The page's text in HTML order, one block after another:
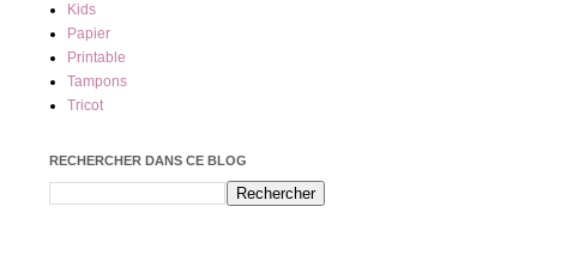
Kids
Papier
Printable
Tampons
Tricot
RECHERCHER DANS CE BLOG